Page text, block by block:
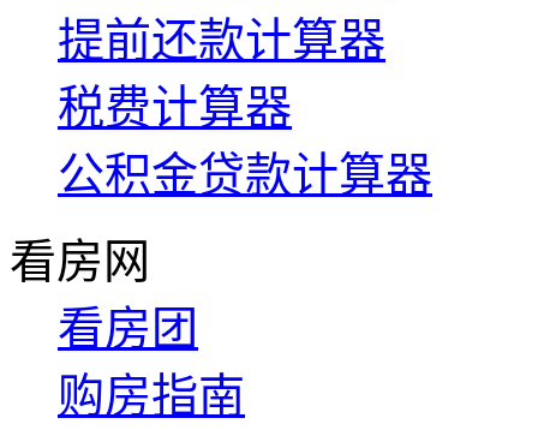
提前还款计算器
税费计算器
公积金贷款计算器
看房网
看房团
购房指南